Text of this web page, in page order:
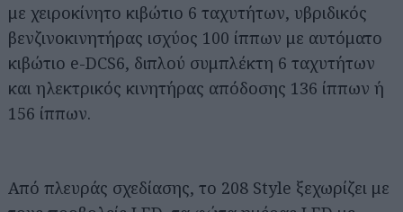
με χειροκίνητο κιβώτιο 6 ταχυτήτων, υβριδικός
βενζινοκινητήρας ισχύος 100 ίππων με αυτόματο
κιβώτιο e-DCS6, διπλού συμπλέκτη 6 ταχυτήτων
και ηλεκτρικός κινητήρας απόδοσης 136 ίππων ή
156 ίππων.
Από πλευράς σχεδίασης, το 208 Style ξεχωρίζει με